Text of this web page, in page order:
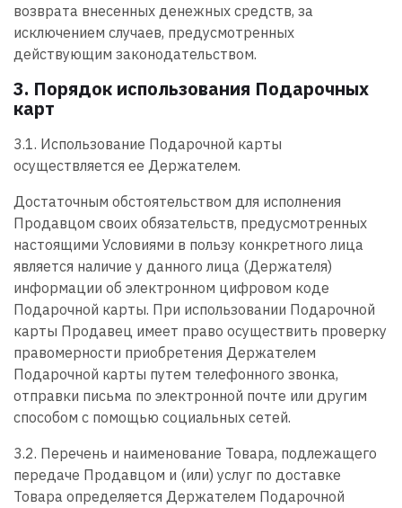
возврата внесенных денежных средств, за
исключением случаев, предусмотренных
действующим законодательством.
3. Порядок использования Подарочных
карт
3.1. Использование Подарочной карты
осуществляется ее Держателем.
Достаточным обстоятельством для исполнения
Продавцом своих обязательств, предусмотренных
настоящими Условиями в пользу конкретного лица
является наличие у данного лица (Держателя)
информации об электронном цифровом коде
Подарочной карты. При использовании Подарочной
карты Продавец имеет право осуществить проверку
правомерности приобретения Держателем
Подарочной карты путем телефонного звонка,
отправки письма по электронной почте или другим
способом с помощью социальных сетей.
3.2. Перечень и наименование Товара, подлежащего
передаче Продавцом и (или) услуг по доставке
Товара определяется Держателем Подарочной